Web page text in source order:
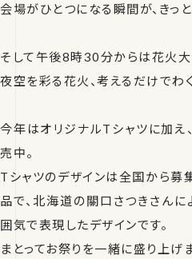
会場がひとつになる瞬間が、きっと
そして午後8時30分からは花火大
夜空を彩る花火、考えるだけでわく
今年はオリジナルTシャツに加え
売中。
Tシャツのデザインは全国から募
品で、北海道の關口さつきさんに
囲気で表現したデザインです。
まとってお祭りを一緒に盛り上げ